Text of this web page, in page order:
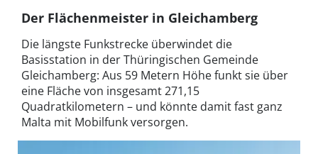
Der Flächenmeister in Gleichamberg
Die längste Funkstrecke überwindet die
Basisstation in der Thüringischen Gemeinde
Gleichamberg: Aus 59 Metern Höhe funkt sie über
eine Fläche von insgesamt 271,15
Quadratkilometern – und könnte damit fast ganz
Malta mit Mobilfunk versorgen.